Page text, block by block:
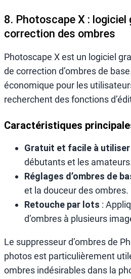
8. Photoscape X :
correction des ombres
Photoscape X est un logiciel
de correction d’ombres de
économique pour les
recherchent des fonctions
Caractéristiques
Gratuit et facile à utiliser
débutants et les
Réglages d’ombres de
et la douceur des ombres.
Retouche par lots :
d’ombres à plusieurs
Le suppresseur d’ombres de
photos est particulièrement
ombres indésirables dans la